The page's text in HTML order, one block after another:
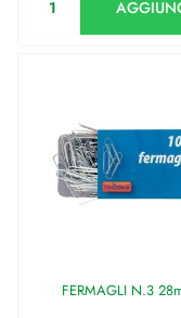
FERMAGLI N.3